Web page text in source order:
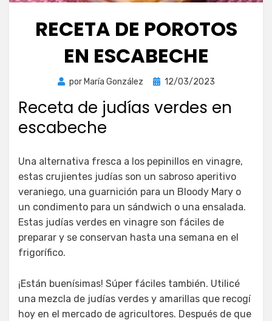
RECETA DE POROTOS
EN ESCABECHE
por María González
Publicada
12/03/2023
Receta de judías verdes en
escabeche
Una alternativa fresca a los pepinillos en vinagre,
estas crujientes judías son un sabroso aperitivo
veraniego, una guarnición para un Bloody Mary o
un condimento para un sándwich o una ensalada.
Estas judías verdes en vinagre son fáciles de
preparar y se conservan hasta una semana en el
frigorífico.
¡Están buenísimas! Súper fáciles también. Utilicé
una mezcla de judías verdes y amarillas que recogí
hoy en el mercado de agricultores. Después de que